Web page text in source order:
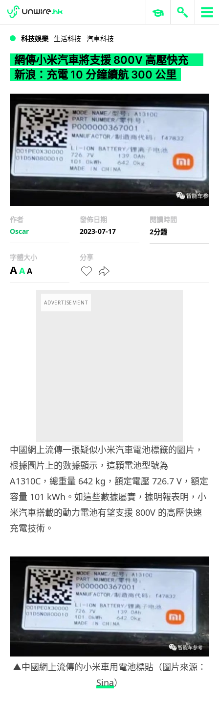
WWDC 2026 ERP 與商業 AI
科技娛樂 生活科技 汽車科技
網傳小米汽車將支援 800V 高壓快充
新浪：充電 10 分鐘續航 300 公里
作者
Oscar
發佈日期
2023-07-17
閱讀時間
2分鐘
字體大小
AAA
分享
ADVERTISEMENT
中國網上流傳一張疑似小米汽車電池標籤的圖片，
根據圖片上的數據顯示，這顆電池型號為
A1310C，總重量 642 kg，額定電壓 726.7 V，額定
容量 101 kWh。如這些數據屬實，據明報表明，小
米汽車搭載的動力電池有望支援 800V 的高壓快速
充電技術。
▲中國網上流傳的小米車用電池標貼（圖片來源：
Sina）